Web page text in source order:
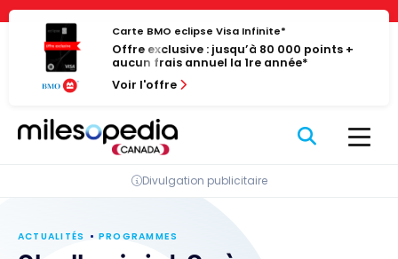
Panneau de gestion des cookies
Passer
contenu
Carte BMO eclipse Visa Infinite*
Offre exclusive : jusqu’à 80 000 points +
aucun frais annuel la 1re année*
Voir l'offre
Divulgation publicitaire
ACTUALITÉS PROGRAMMES